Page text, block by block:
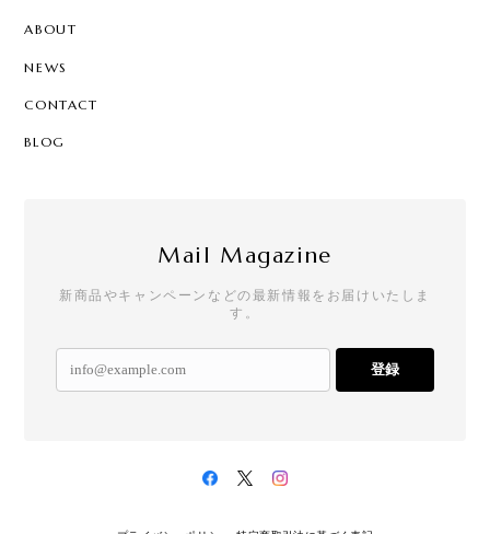
ABOUT
NEWS
CONTACT
BLOG
Mail Magazine
新商品やキャンペーンなどの最新情報をお届けいたしま
す。
登録